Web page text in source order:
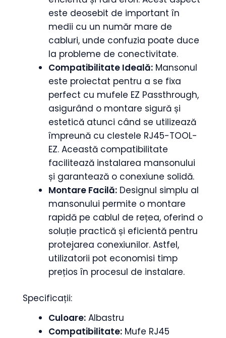
este deosebit de important în
medii cu un număr mare de
cabluri, unde confuzia poate duce
la probleme de conectivitate.
Compatibilitate Ideală: Mansonul
este proiectat pentru a se fixa
perfect cu mufele EZ Passthrough,
asigurând o montare sigură și
estetică atunci când se utilizează
împreună cu clestele RJ45-TOOL-
EZ. Această compatibilitate
facilitează instalarea mansonului
și garantează o conexiune solidă.
Montare Facilă: Designul simplu al
mansonului permite o montare
rapidă pe cablul de rețea, oferind o
soluție practică și eficientă pentru
protejarea conexiunilor. Astfel,
utilizatorii pot economisi timp
prețios în procesul de instalare.
Specificații:
Culoare: Albastru
Compatibilitate: Mufe RJ45